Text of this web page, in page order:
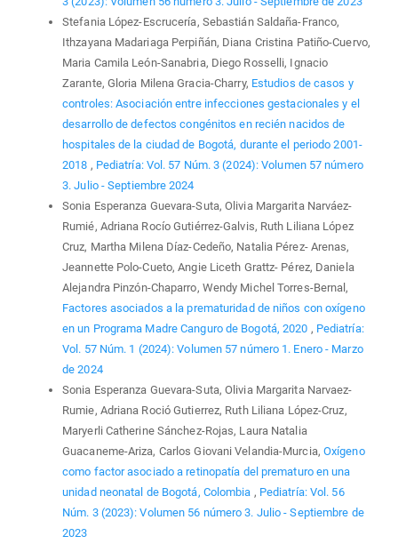
Stefania López-Escrucería, Sebastián Saldaña-Franco,
Ithzayana Madariaga Perpiñán, Diana Cristina Patiño-Cuervo,
Maria Camila León-Sanabria, Diego Rosselli, Ignacio
Zarante, Gloria Milena Gracia-Charry, Estudios de casos y
controles: Asociación entre infecciones gestacionales y el
desarrollo de defectos congénitos en recién nacidos de
hospitales de la ciudad de Bogotá, durante el periodo 2001-
2018 , Pediatría: Vol. 57 Núm. 3 (2024): Volumen 57 número
3. Julio - Septiembre 2024
Sonia Esperanza Guevara-Suta, Olivia Margarita Narváez-
Rumié, Adriana Rocío Gutiérrez-Galvis, Ruth Liliana López
Cruz, Martha Milena Díaz-Cedeño, Natalia Pérez- Arenas,
Jeannette Polo-Cueto, Angie Liceth Grattz- Pérez, Daniela
Alejandra Pinzón-Chaparro, Wendy Michel Torres-Bernal,
Factores asociados a la prematuridad de niños con oxígeno
en un Programa Madre Canguro de Bogotá, 2020 , Pediatría:
Vol. 57 Núm. 1 (2024): Volumen 57 número 1. Enero - Marzo
de 2024
Sonia Esperanza Guevara-Suta, Olivia Margarita Narvaez-
Rumie, Adriana Roció Gutierrez, Ruth Liliana López-Cruz,
Maryerli Catherine Sánchez-Rojas, Laura Natalia
Guacaneme-Ariza, Carlos Giovani Velandia-Murcia, Oxígeno
como factor asociado a retinopatía del prematuro en una
unidad neonatal de Bogotá, Colombia , Pediatría: Vol. 56
Núm. 3 (2023): Volumen 56 número 3. Julio - Septiembre de
2023